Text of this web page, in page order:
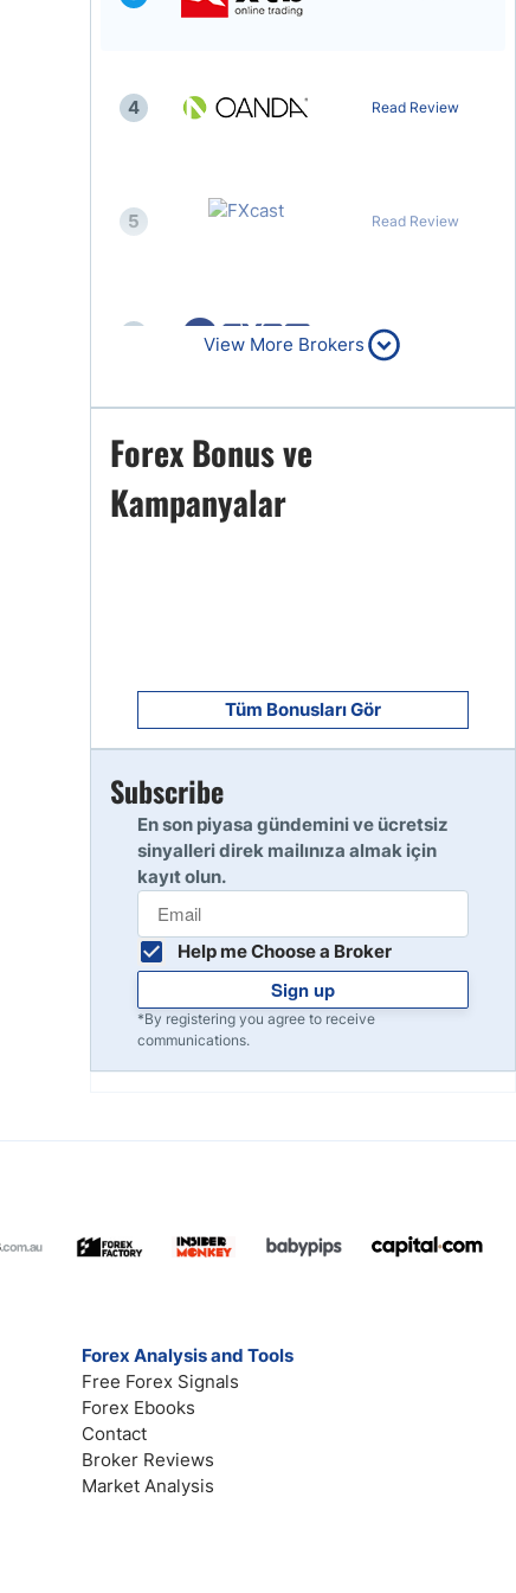
4 Read Review
5 Read Review
Read Review
7
10
View More Brokers
Forex Bonus ve
Kampanyalar
Tüm Bonusları Gör
Subscribe
En son piyasa gündemini ve ücretsiz
sinyalleri direk mailınıza almak için
kayıt olun.
Help me Choose a Broker
Sign up
*By registering you agree to receive
communications.
Forex Analysis and Tools
Free Forex Signals
Forex Ebooks
Contact
Broker Reviews
Market Analysis